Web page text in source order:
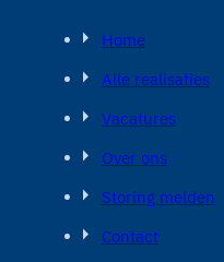
Home
Alle realisaties
Vacatures
Over ons
Storing melden
Contact